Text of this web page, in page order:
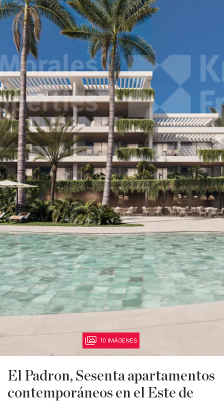
10 IMÁGENES
El Padron, Sesenta apartamentos
contemporáneos en el Este de